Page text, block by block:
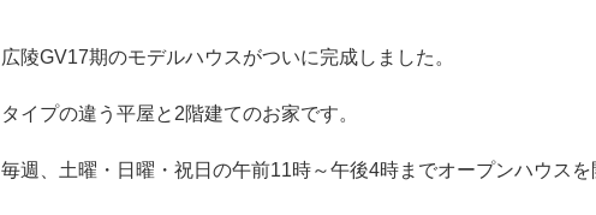
広陵GV17期のモデルハウスがついに完成しました。
タイプの違う平屋と2階建てのお家です。
毎週、土曜・日曜・祝日の午前11時～午後4時までオープンハウスを